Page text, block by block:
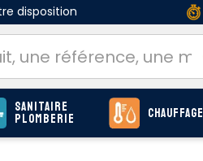
disposition
Sanitaire
Plomberie Chauffage